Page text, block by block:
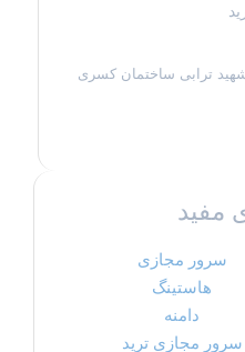
ترابی ساختمان کسری
مفید
سرور مجازی
هاستینگ
دامنه
سرور مجازی ترید